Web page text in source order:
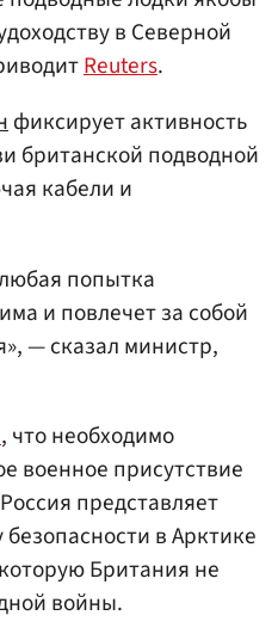
в Северной
Reuters.
фиксирует активность
британской подводной
кабели и
попытка
и повлечет за собой
— сказал министр,
, что необходимо
военное присутствие
представляет
в Арктике
Британия не
войны.